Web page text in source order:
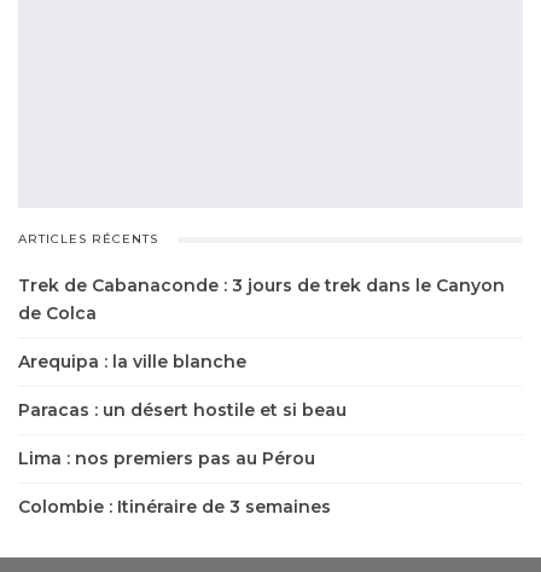
ARTICLES RÉCENTS
Trek de Cabanaconde : 3 jours de trek dans le Canyon
de Colca
Arequipa : la ville blanche
Paracas : un désert hostile et si beau
Lima : nos premiers pas au Pérou
Colombie : Itinéraire de 3 semaines